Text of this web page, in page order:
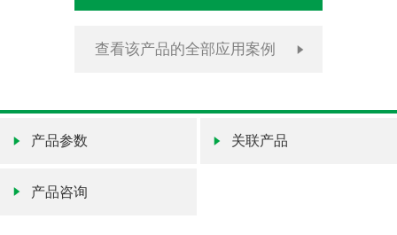
查看该产品的全部应用案例
产品参数 关联产品
产品咨询